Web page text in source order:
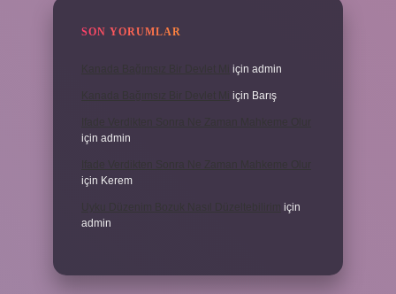
SON YORUMLAR
için admin
için Barış
için admin
için Kerem
için
admin